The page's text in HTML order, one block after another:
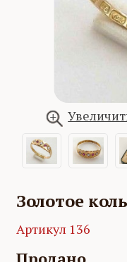
Золотое
Артикул 136